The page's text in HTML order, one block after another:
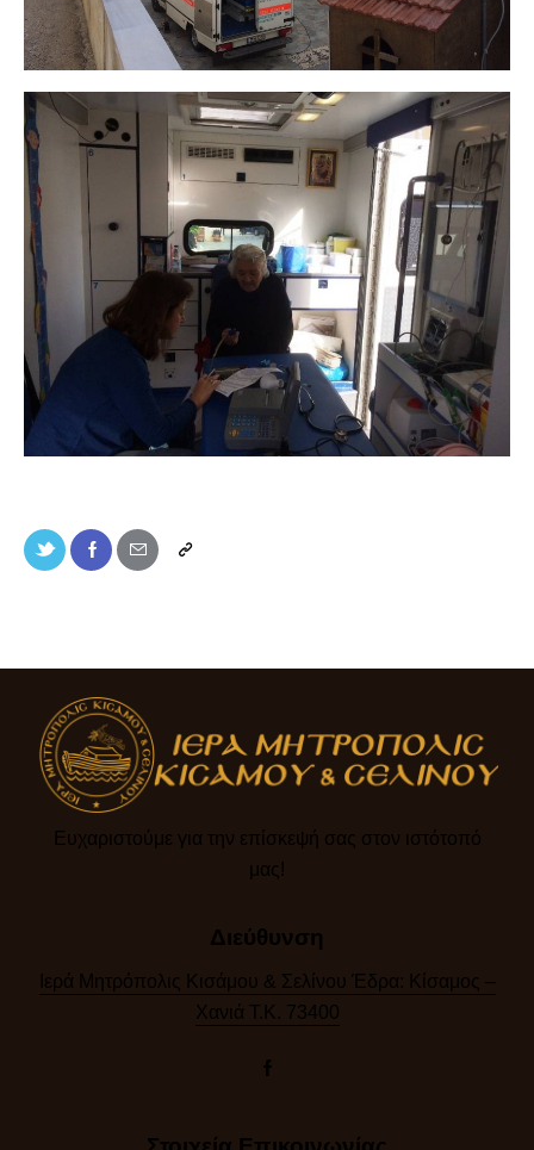
Ευχαριστούμε για την επίσκεψή σας στον ιστότοπό
μας!​
Διεύθυνση
Ιερά Μητρόπολις Κισάμου & Σελίνου Έδρα: Κίσαμος –
Χανιά Τ.Κ. 73400